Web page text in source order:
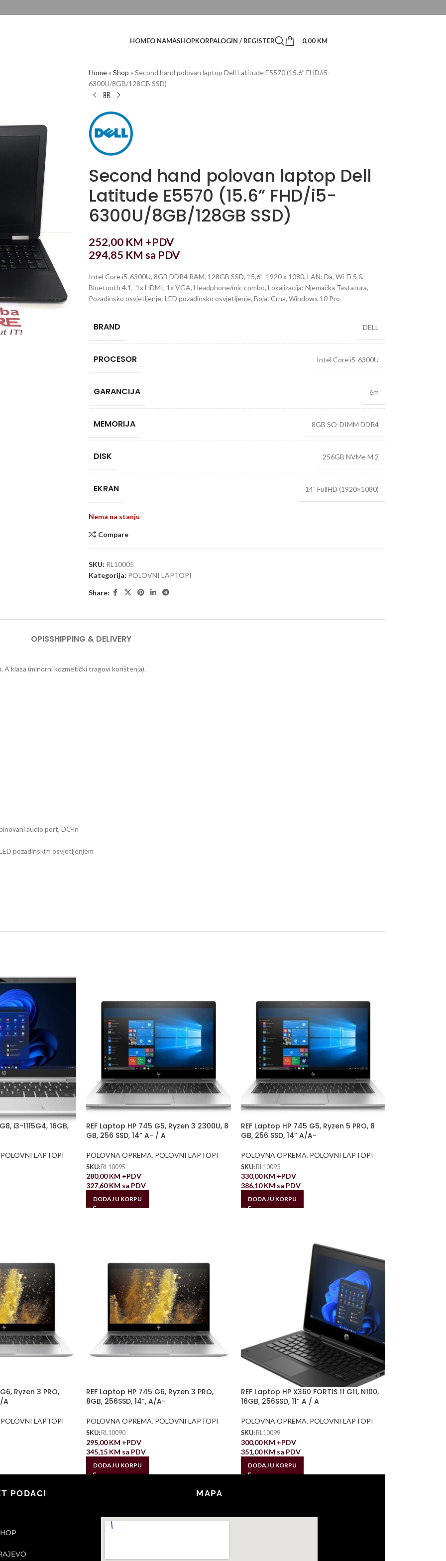
HOMEO NAMASHOPKORPALOGIN / REGISTER 0,00 KM
Home» Shop » Second hand polovan laptop Dell Latitude E5570 (15.6” FHD/i5-
6300U/8GB/128GB SSD)
Second hand polovan laptop Dell
Latitude E5570 (15.6” FHD/i5-
6300U/8GB/128GB SSD)
252,00 KM +PDV
294,85 KM sa PDV
Intel Core i5-6300U, 8GB DDR4 RAM, 128GB SSD, 15,6” 1920 x 1080, LAN: Da, Wi-Fi 5 &
Bluetooth 4.1, 1x HDMI, 1x VGA, Headphone/mic combo, Lokalizacija: Njemačka Tastatura,
Pozadinsko osvjetljenje: LED pozadinsko osvjetljenje, Boja: Crna, Windows 10 Pro
BRAND DELL
PROCESOR Intel Core i5-6300U
GARANCIJA 6m
MEMORIJA 8GB SO-DIMM DDR4
DISK 256GB NVMe M.2
EKRAN 14” FullHD (1920×1080)
Nema na stanju
Compare
SKU: RL10005
Kategorija: POLOVNI LAPTOPI
Share:
OPISSHIPPING & DELIVERY
A klasa (minorni kozmetički tragovi korištenja).
audio port, DC-in
pozadinskim osvjetljenjem
i3-1115G4, 16GB,
POLOVNI LAPTOPI
REF Laptop HP 745 G5, Ryzen 3 2300U, 8
GB, 256 SSD, 14” A- / A
POLOVNA OPREMA, POLOVNI LAPTOPI
SKU: RL10095
280,00KM +PDV
327,60KM sa PDV
DODAJ U KORPU
REF Laptop HP 745 G5, Ryzen 5 PRO, 8
GB, 256 SSD, 14” A/A-
POLOVNA OPREMA, POLOVNI LAPTOPI
SKU: RL10093
330,00KM +PDV
386,10KM sa PDV
DODAJ U KORPU
Ryzen 3 PRO,
A
POLOVNI LAPTOPI
REF Laptop HP 745 G6, Ryzen 3 PRO,
8GB, 256SSD, 14”, A/A-
POLOVNA OPREMA, POLOVNI LAPTOPI
SKU: RL10090
295,00KM +PDV
345,15 KM sa PDV
DODAJ U KORPU
REF Laptop HP X360 FORTIS 11 G11, N100,
16GB, 256SSD, 11” A / A
POLOVNA OPREMA, POLOVNI LAPTOPI
SKU: RL10099
300,00KM +PDV
351,00KM sa PDV
DODAJ U KORPU
PODACI MAPA